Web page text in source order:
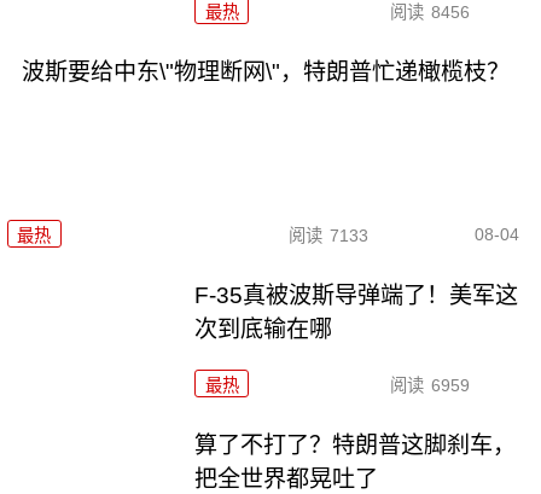
最热 阅读 8456
波斯要给中东\"物理断网\"，特朗普忙递橄榄枝？
最热 阅读 7133 08-04
F-35真被波斯导弹端了！美军这
次到底输在哪
最热 阅读 6959
算了不打了？特朗普这脚刹车，
把全世界都晃吐了